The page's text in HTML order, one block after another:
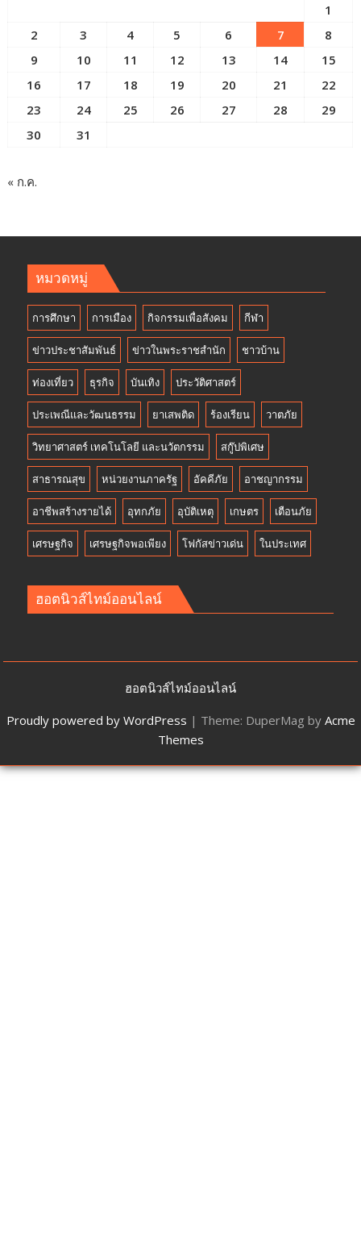
1
2
3 4 5 6 7
8
9
10 11 12 13 14
15
16
17 18 19 20 21
22
23
24 25 26 27 28
29
30
31
« ก.ค.
หมวดหมู่
การศึกษา การเมือง กิจกรรมเพื่อสังคม กีฬา
ข่าวประชาสัมพันธ์ ข่าวในพระราชสำนัก ชาวบ้าน
ท่องเที่ยว ธุรกิจ บันเทิง ประวัติศาสตร์
ประเพณีและวัฒนธรรม ยาเสพติด ร้องเรียน วาตภัย
วิทยาศาสตร์ เทคโนโลยี และนวัตกรรม สกู๊ปพิเศษ
สาธารณสุข หน่วยงานภาครัฐ อัคคีภัย อาชญากรรม
อาชีพสร้างรายได้ อุทกภัย อุบัติเหตุ เกษตร เตือนภัย
เศรษฐกิจ เศรษฐกิจพอเพียง โฟกัสข่าวเด่น ในประเทศ
ฮอตนิวส์ไทม์ออนไลน์
ฮอตนิวส์ไทม์ออนไลน์
Proudly powered by WordPress | Theme: DuperMag by Acme
Themes